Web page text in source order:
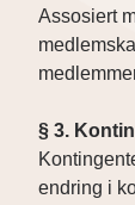
Assosiert
§ 3.
endring i